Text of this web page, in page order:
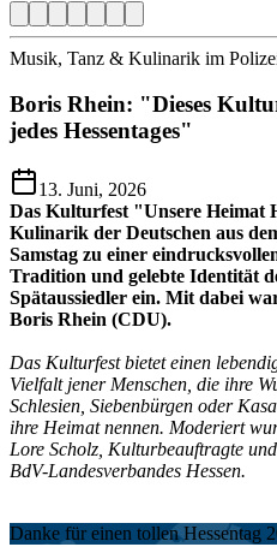
Musik, Tanz & Kulinarik im
Boris Rhein: "Dieses
jedes Hessentages"
13. Juni, 2026
Das Kulturfest "Unsere Heimat
Kulinarik der Deutschen aus
Samstag zu einer
Tradition und gelebte Identität
Spätaussiedler ein. Mit dabei
Boris Rhein (CDU).
Das Kulturfest bietet einen
Vielfalt jener Menschen, die ihre
Schlesien, Siebenbürgen oder
ihre Heimat nennen. Moderiert
Lore Scholz, Kulturbeauftragte
BdV-Landesverbandes Hessen.
Danke für einen tollen Hessentag